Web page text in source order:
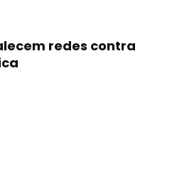
redes contra